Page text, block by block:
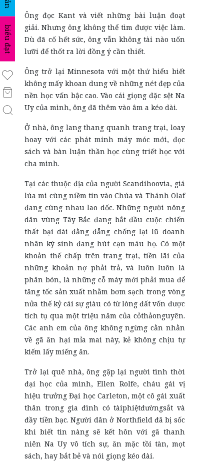
biểu đạt
Ông đọc Kant và viết những bài luận đoạt
giải. Nhưng ông không thể tìm được việc làm.
Dù đã cố hết sức, ông vẫn không tài nào uốn
lưỡi để thốt ra lời đồng ý cần thiết.
Ông trở lại Minnesota với một thứ hiểu biết
không mấy khoan dung về những nét đẹp của
nền học vấn bậc cao. Vào cái giọng đặc sệt Na
Uy của mình, ông đã thêm vào âm a kéo dài.
Ở nhà, ông lang thang quanh trang trại, loay
hoay với các phát minh máy móc mới, đọc
sách và bàn luận thần học cùng triết học với
cha mình.
Tại các thuộc địa của người Scandihoovia, giá
lúa mì cùng niềm tin vào Chúa và Thánh Olaf
đang cùng nhau lao dốc. Những người nông
dân vùng Tây Bắc đang bắt đầu cuộc chiến
thất bại dài đằng đẵng chống lại lũ doanh
nhân ký sinh đang hút cạn máu họ. Có một
khoản thế chấp trên trang trại, tiền lãi của
những khoản nợ phải trả, và luôn luôn là
phân bón, là những cỗ máy mới phải mua để
tăng tốc sản xuất nhằm bơm sạch trong vòng
nửa thế kỷ cái sự giàu có từ lòng đất vốn được
tích tụ qua một triệu năm của cỏthảonguyên.
Các anh em của ông không ngừng cằn nhằn
về gã ăn hại mỉa mai này, kẻ không chịu tự
kiếm lấy miếng ăn.
Trở lại quê nhà, ông gặp lại người tình thời
đại học của mình, Ellen Rolfe, cháu gái vị
hiệu trưởng Đại học Carleton, một cô gái xuất
thân trong gia đình có tàiphiệtđườngsắt và
đầy tiền bạc. Người dân ở Northfield đã bị sốc
khi biết tin nàng sẽ kết hôn với gã thanh
niên Na Uy vô tích sự, ăn mặc tồi tàn, mọt
sách, hay bắt bẻ và nói giọng kéo dài.